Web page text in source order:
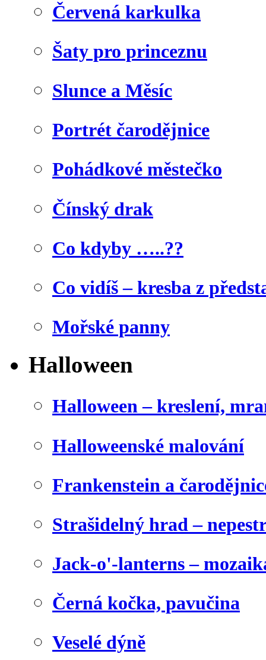
Červená karkulka
Šaty pro princeznu
Slunce a Měsíc
Portrét čarodějnice
Pohádkové městečko
Čínský drak
Co kdyby …..??
Co vidíš – kresba z
Mořské panny
Halloween
Halloween – kreslení,
Halloweenské malování
Frankenstein a
Strašidelný hrad –
Jack-o'-lanterns –
Černá kočka, pavučina
Veselé dýně